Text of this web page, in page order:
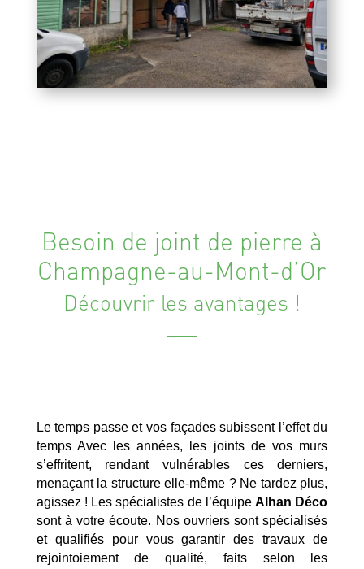
Besoin de joint de pierre à
Champagne-au-Mont-d’Or
Découvrir les avantages !
Le temps passe et vos façades subissent l’effet du
temps Avec les années, les joints de vos murs
s’effritent, rendant vulnérables ces derniers,
menaçant la structure elle-même ? Ne tardez plus,
agissez ! Les spécialistes de l’équipe Alhan Déco
sont à votre écoute. Nos ouvriers sont spécialisés
et qualifiés pour vous garantir des travaux de
rejointoiement de qualité, faits selon les